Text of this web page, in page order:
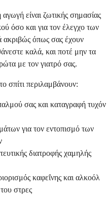
είναι ζωτικής σημασίας
όσο και για τον έλεγχο των
ακριβώς όπως σας έχουν
καλά, και ποτέ μην τα
με τον γιατρό σας.
σπίτι περιλαμβάνουν:
σας και καταγραφή τυχόν
για τον εντοπισμό των
διατροφής χαμηλής
καφεΐνης και αλκοόλ
στρες